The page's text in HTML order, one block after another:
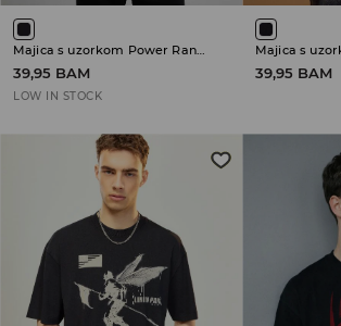
Majica s uzorkom Power Rangers
39,95 BAM
LOW IN STOCK
39,95 BAM